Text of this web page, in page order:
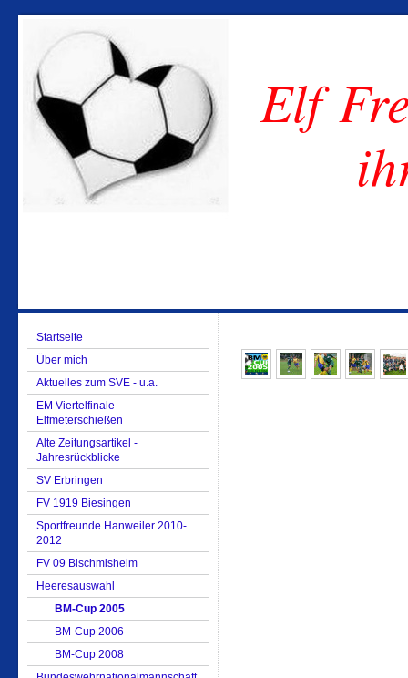
Elf
Startseite
Über mich
Aktuelles zum SVE - u.a.
EM Viertelfinale
Elfmeterschießen
Alte Zeitungsartikel -
Jahresrückblicke
SV Erbringen
FV 1919 Biesingen
Sportfreunde Hanweiler 2010-
2012
FV 09 Bischmisheim
Heeresauswahl
BM-Cup 2005
BM-Cup 2006
BM-Cup 2008